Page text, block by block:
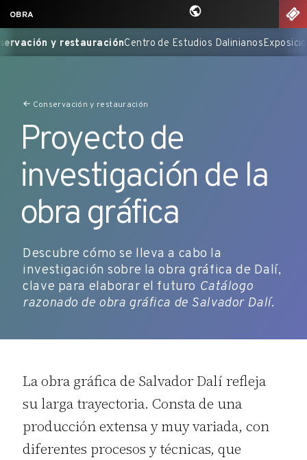
Saltar
al
contenido
OBRA
Catálogos RazonadosConservación y restauración
Conservación y restauración
Proyecto de
investigación de la
obra gráfica
Descubre cómo se lleva a cabo la
investigación sobre la obra gráfica de Dalí,
clave para elaborar el futuro Catálogo
razonado de obra gráfica de Salvador Dalí.
La obra gráfica de Salvador Dalí refleja
su larga trayectoria. Consta de una
producción extensa y muy variada, con
diferentes procesos y técnicas, que